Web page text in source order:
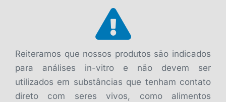
Reiteramos que nossos produtos são indicados
para análises in-vitro e não devem ser
utilizados em substâncias que tenham contato
direto com seres vivos, como alimentos